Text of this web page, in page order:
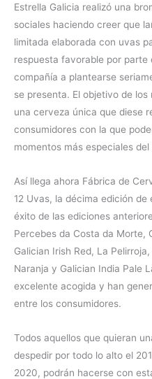
Estrella Galicia realizó una
sociales haciendo creer que
limitada elaborada con uvas
respuesta favorable por parte
compañía a plantearse
se presenta. El objetivo de
una cerveza única que diese
consumidores con la que
momentos más especiales del
Así llega ahora Fábrica de
12 Uvas, la décima edición
éxito de las ediciones
Percebes da Costa da Morte,
Galician Irish Red, La
Naranja y Galician India Pale
excelente acogida y han
entre los consumidores.
Todos aquellos que quieran
despedir por todo lo alto el
2020, podrán hacerse con